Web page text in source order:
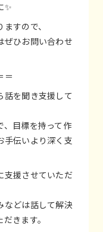
✨
すので、
ぜひお問い合わせ
＝
話を聞き支援して
、目標を持って作
手伝いより深く支
支援させていただ
などは話して解決
きます。